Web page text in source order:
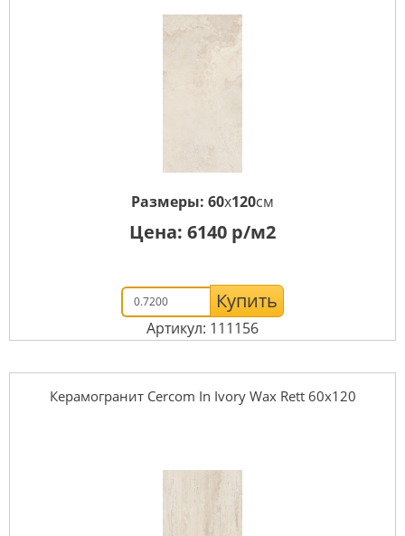
Размеры: 60x120см
Цена: 6140 р/м2
Купить
Артикул: 111156
Керамогранит Cercom In Ivory Wax Rett 60х120